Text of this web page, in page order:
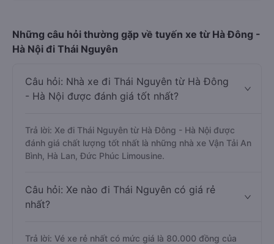
Những câu hỏi thường gặp về tuyến xe từ Hà Đông -
Hà Nội đi Thái Nguyên
Câu hỏi: Nhà xe đi Thái Nguyên từ Hà Đông
- Hà Nội được đánh giá tốt nhất?
Trả lời: Xe đi Thái Nguyên từ Hà Đông - Hà Nội được
đánh giá chất lượng tốt nhất là những nhà xe Vận Tải An
Bình, Hà Lan, Đức Phúc Limousine.
Câu hỏi: Xe nào đi Thái Nguyên có giá rẻ
nhất?
Trả lời: Vé xe rẻ nhất có mức giá là 80.000 đồng của